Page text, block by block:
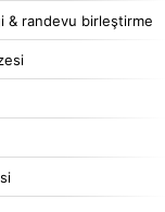
& randevu birleştirme